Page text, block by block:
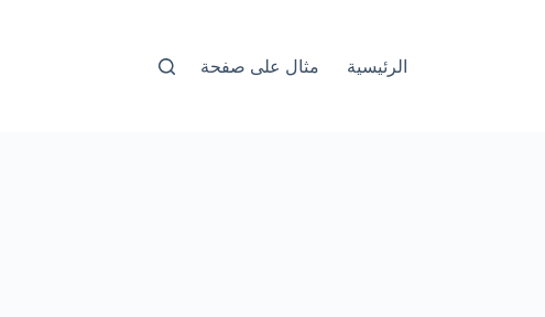
الرئيسية مثال على صفحة